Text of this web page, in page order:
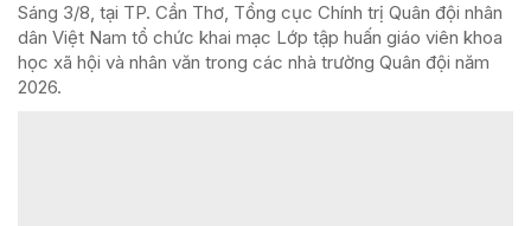
Sáng 3/8, tại TP. Cần Thơ, Tổng cục Chính trị Quân đội nhân
dân Việt Nam tổ chức khai mạc Lớp tập huấn giáo viên khoa
học xã hội và nhân văn trong các nhà trường Quân đội năm
2026.